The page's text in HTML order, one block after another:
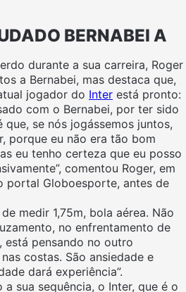
BERNABEI A
durante a sua carreira, Roger
a Bernabei, mas destaca que,
jogador do Inter está pronto:
com o Bernabei, por ter sido
se nós jogássemos juntos,
porque eu não era tão bom
eu tenho certeza que eu posso
comentou Roger, em
portal Globoesporte, antes de
medir 1,75m, bola aérea. Não
no enfrentamento de
está pensando no outro
costas. São ansiedade e
dará experiência”.
a sua sequência, o Inter, que é o